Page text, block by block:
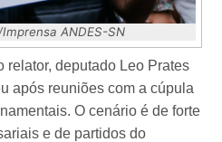
ANDES-SN
relator, deputado Leo Prates
após reuniões com a cúpula
O cenário é de forte
e de partidos do